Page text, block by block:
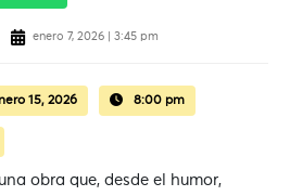
enero 7, 2026 | 3:45 pm
15, 2026 8:00 pm
obra que, desde el humor,